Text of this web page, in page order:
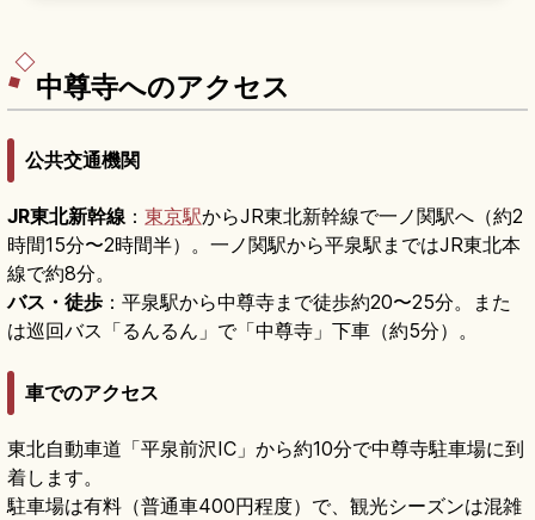
中尊寺へのアクセス
公共交通機関
JR東北新幹線 ： 東京駅からJR東北新幹線で一ノ関駅へ（約2
時間15分〜2時間半）。一ノ関駅から平泉駅まではJR東北本
線で約8分。
バス・徒歩 ：平泉駅から中尊寺まで徒歩約20〜25分。また
は巡回バス「るんるん」で「中尊寺」下車（約5分）。
車でのアクセス
東北自動車道「平泉前沢IC」から約10分で中尊寺駐車場に到
着します。
駐車場は有料（普通車400円程度）で、観光シーズンは混雑